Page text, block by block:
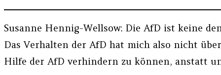
Susanne Hennig-Wellsow: Die AfD ist keine
Das Verhalten der AfD hat mich also nicht
Hilfe der AfD verhindern zu können, anstatt